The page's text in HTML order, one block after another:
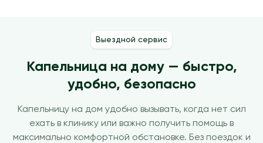
Выездной сервис
Капельница на дому — быстро,
удобно, безопасно
Капельницу на дом удобно вызывать, когда нет сил
ехать в клинику или важно получить помощь в
максимально комфортной обстановке. Без поездок и